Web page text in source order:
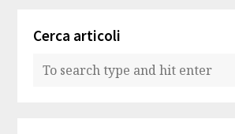
Cerca articoli